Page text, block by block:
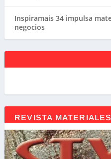
Inspiramais 34 impulsa
negocios
REVISTA